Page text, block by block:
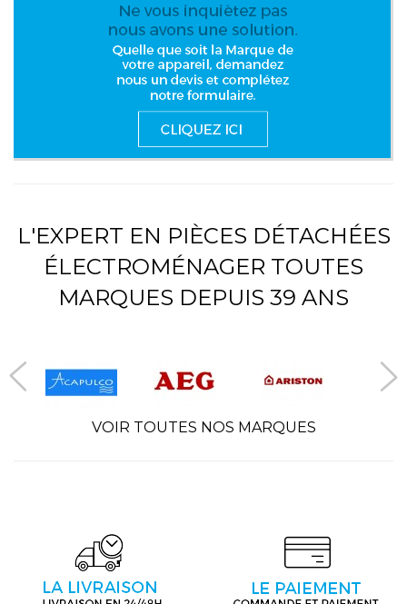
L'EXPERT EN PIÈCES DÉTACHÉES
ÉLECTROMÉNAGER TOUTES
MARQUES DEPUIS 39 ANS
VOIR TOUTES NOS MARQUES